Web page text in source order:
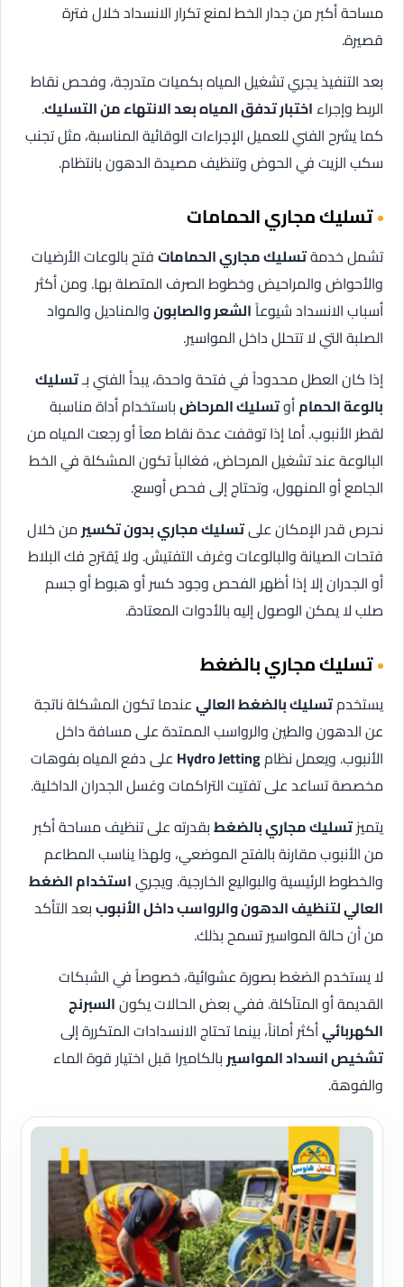
مساحة أكبر من جدار الخط لمنع تكرار الانسداد خلال فترة
قصيرة.
بعد التنفيذ يجري تشغيل المياه بكميات متدرجة، وفحص نقاط
الربط وإجراءاختبار تدفق المياه بعد الانتهاء من التسليك.
كما يشرح الفني للعميل الإجراءات الوقائية المناسبة، مثل تجنب
سكب الزيت في الحوض وتنظيف مصيدة الدهون بانتظام.
تسليك مجاري الحمامات
تشمل خدمةتسليك مجاري الحماماتفتح بالوعات الأرضيات
والأحواض والمراحيض وخطوط الصرف المتصلة بها. ومن أكثر
أسباب الانسداد شيوعاًالشعر والصابونوالمناديل والمواد
الصلبة التي لا تتحلل داخل المواسير.
إذا كان العطل محدوداً في فتحة واحدة، يبدأ الفني بـتسليك
بالوعة الحمامأوتسليك المرحاضباستخدام أداة مناسبة
لقطر الأنبوب. أما إذا توقفت عدة نقاط معاً أو رجعت المياه من
البالوعة عند تشغيل المرحاض، فغالباً تكون المشكلة في الخط
الجامع أو المنهول، وتحتاج إلى فحص أوسع.
نحرص قدر الإمكان علىتسليك مجاري بدون تكسير من خلال
فتحات الصيانة والبالوعات وغرف التفتيش. ولا يُقترح فك البلاط
أو الجدران إلا إذا أظهر الفحص وجود كسر أو هبوط أو جسم
صلب لا يمكن الوصول إليه بالأدوات المعتادة.
تسليك مجاري بالضغط
يستخدمتسليك بالضغط العاليعندما تكون المشكلة ناتجة
عن الدهون والطين والرواسب الممتدة على مسافة داخل
الأنبوب. ويعمل نظامHydro Jetting على دفع المياه بفوهات
مخصصة تساعد على تفتيت التراكمات وغسل الجدران الداخلية.
يتميزتسليك مجاري بالضغطبقدرته على تنظيف مساحة أكبر
من الأنبوب مقارنة بالفتح الموضعي، ولهذا يناسب المطاعم
والخطوط الرئيسية والبواليع الخارجية. ويجرياستخدام الضغط
العالي لتنظيف الدهون والرواسب داخل الأنبوببعد التأكد
من أن حالة المواسير تسمح بذلك.
لا يستخدم الضغط بصورة عشوائية، خصوصاً في الشبكات
القديمة أو المتآكلة. ففي بعض الحالات يكونالسبرنج
الكهربائيأكثر أماناً، بينما تحتاج الانسدادات المتكررة إلى
تشخيص انسداد المواسير بالكاميرا قبل اختيار قوة الماء
والفوهة.